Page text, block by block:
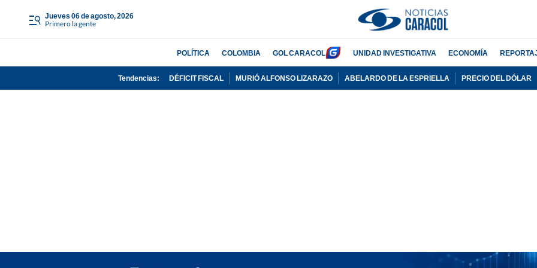
jueves 06 de agosto, 2026
Primero la gente
POLÍTICA COLOMBIA GOL CARACOL UNIDAD INVESTIGATIVA ECONOMÍA
Tendencias: DÉFICIT FISCAL MURIÓ ALFONSO LIZARAZO ABELARDO DE LA ESPRIELLA PRECIO DEL DÓLAR